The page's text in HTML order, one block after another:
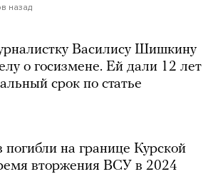
назад
Василису Шишкину
о госизмене. Ей дали 12 лет
срок по статье
погибли на границе Курской
вторжения ВСУ в 2024